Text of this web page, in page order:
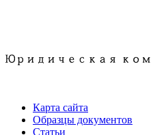
Карта сайта
Образцы документов
Статьи